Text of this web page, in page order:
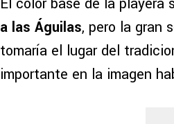
a las Águilas, pero la gran
tomaría el lugar del
importante en la imagen